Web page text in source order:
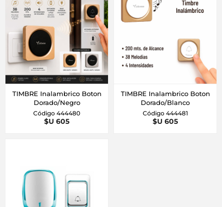
TIMBRE Inalambrico Boton
Dorado/Negro
Código 444480
$U 605
TIMBRE Inalambrico Boton
Dorado/Blanco
Código 444481
$U 605